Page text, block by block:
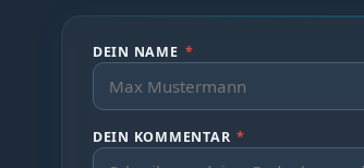
DEIN NAME *
DEIN KOMMENTAR *